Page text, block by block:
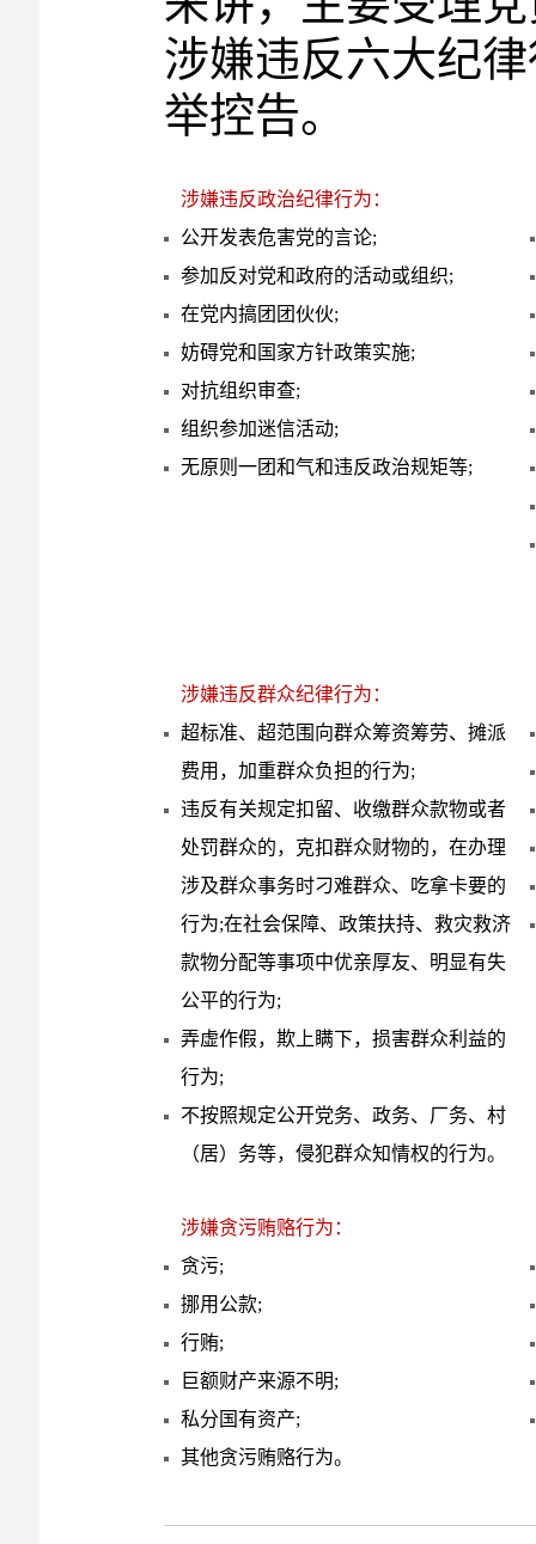
涉嫌违反六大纪
举控告。
涉嫌违反政治纪律行为：
公开发表危害党的言论;
参加反对党和政府的活动或组织;
在党内搞团团伙伙;
妨碍党和国家方针政策实施;
对抗组织审查;
组织参加迷信活动;
无原则一团和气和违反政治规矩等;
涉嫌违反群众纪律行为：
超标准、超范围向群众筹资筹劳、摊派
费用，加重群众负担的行为;
违反有关规定扣留、收缴群众款物或者
处罚群众的，克扣群众财物的，在办理
涉及群众事务时刁难群众、吃拿卡要的
行为;在社会保障、政策扶持、救灾救济
款物分配等事项中优亲厚友、明显有失
公平的行为;
弄虚作假，欺上瞒下，损害群众利益的
行为;
不按照规定公开党务、政务、厂务、村
（居）务等，侵犯群众知情权的行为。
涉嫌贪污贿赂行为：
贪污;
挪用公款;
行贿;
巨额财产来源不明;
私分国有资产;
其他贪污贿赂行为。